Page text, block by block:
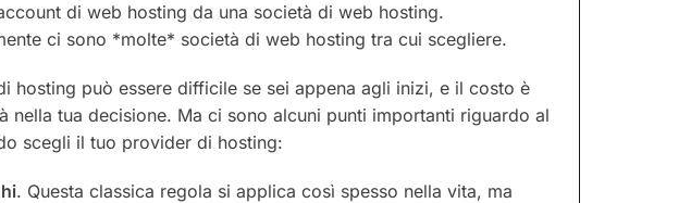
di web hosting da una società di web hosting.
ci sono *molte* società di web hosting tra cui scegliere.
hosting può essere difficile se sei appena agli inizi, e il costo è
nella tua decisione. Ma ci sono alcuni punti importanti riguardo al
scegli il tuo provider di hosting:
. Questa classica regola si applica così spesso nella vita, ma